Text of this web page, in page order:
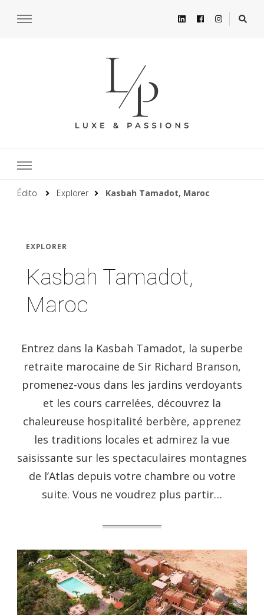
Édito Explorer Kasbah Tamadot, Maroc
EXPLORER
Kasbah Tamadot,
Maroc
Entrez dans la Kasbah Tamadot, la superbe
retraite marocaine de Sir Richard Branson,
promenez-vous dans les jardins verdoyants
et les cours carrelées, découvrez la
chaleureuse hospitalité berbère, apprenez
les traditions locales et admirez la vue
saisissante sur les spectaculaires montagnes
de l’Atlas depuis votre chambre ou votre
suite. Vous ne voudrez plus partir…